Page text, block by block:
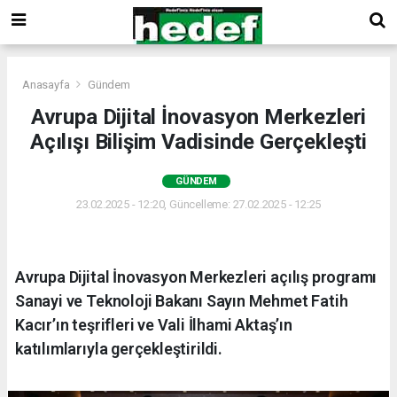
Anasayfa Gündem
Avrupa Dijital İnovasyon Merkezleri
Açılışı Bilişim Vadisinde Gerçekleşti
GÜNDEM
23.02.2025 - 12:20, Güncelleme: 27.02.2025 - 12:25
Avrupa Dijital İnovasyon Merkezleri açılış programı
Sanayi ve Teknoloji Bakanı Sayın Mehmet Fatih
Kacır’ın teşrifleri ve Vali İlhami Aktaş’ın
katılımlarıyla gerçekleştirildi.